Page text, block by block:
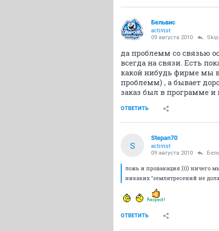
Бельвис
activist
09 августа 2010
да проблемм со связью
всегда на связи. Есть
какой нибудь фирме мы
проблемм) , а бывает
заказ был в программе и
ОТВЕТИТЬ
S
Stepan70
activist
09 августа 2010
ложь и провакация )))) ничего
никаких "землятресений не
ОТВЕТИТЬ